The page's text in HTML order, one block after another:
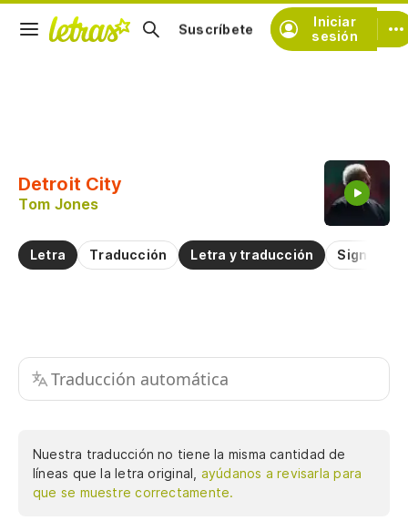
Iniciar
sesión
Suscríbete
Detroit City
Tom Jones
Letra Traducción Letra y traducción
Traducción automática
Nuestra traducción no tiene la misma cantidad de
líneas que la letra original, ayúdanos a revisarla para
que se muestre correctamente.
Practicar la pronunciación de